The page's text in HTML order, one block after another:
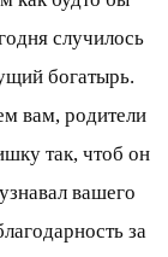
случилось
богатырь.
вам, родители
так, чтоб он
вашего
за